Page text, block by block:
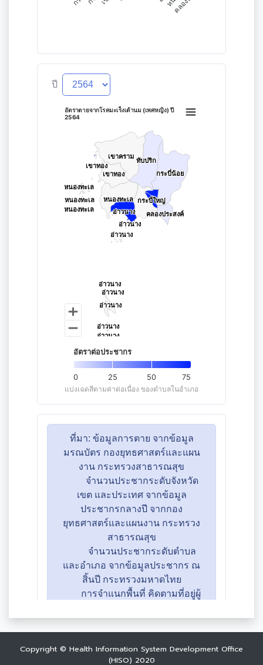
Copyright © Health Information System Development Office
(HISO) 2020